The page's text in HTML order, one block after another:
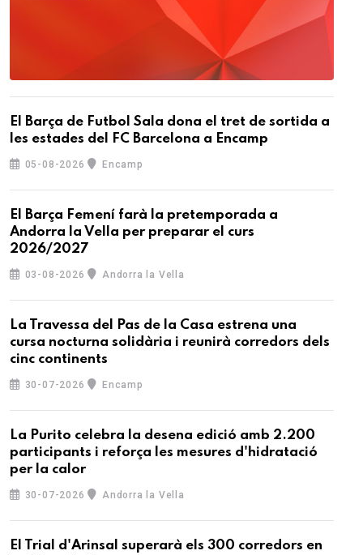
El Barça de Futbol Sala dona el tret de sortida a
les estades del FC Barcelona a Encamp
05-08-2026 Encamp
El Barça Femení farà la pretemporada a
Andorra la Vella per preparar el curs
2026/2027
03-08-2026 Andorra la Vella
La Travessa del Pas de la Casa estrena una
cursa nocturna solidària i reunirà corredors dels
cinc continents
30-07-2026 Encamp
La Purito celebra la desena edició amb 2.200
participants i reforça les mesures d'hidratació
per la calor
30-07-2026 Andorra la Vella
El Trial d'Arinsal superarà els 300 corredors en